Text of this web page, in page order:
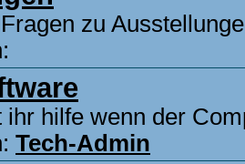
zu
ihr hilfe wenn der
Tech-Admin